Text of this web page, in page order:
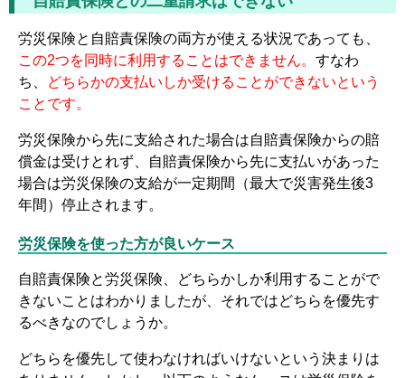
労災保険と自賠責保険の両方が使える状況であっても、
この2つを同時に利用することはできません。 すなわ
ち、
どちらかの支払いしか受けることができないという
ことです。
労災保険から先に支給された場合は自賠責保険からの賠
償金は受けとれず、自賠責保険から先に支払いがあった
場合は労災保険の支給が一定期間（最大で災害発生後3
年間）停止されます。
労災保険を使った方が良いケース
自賠責保険と労災保険、どちらかしか利用することがで
きないことはわかりましたが、それではどちらを優先す
るべきなのでしょうか。
どちらを優先して使わなければいけないという決まりは